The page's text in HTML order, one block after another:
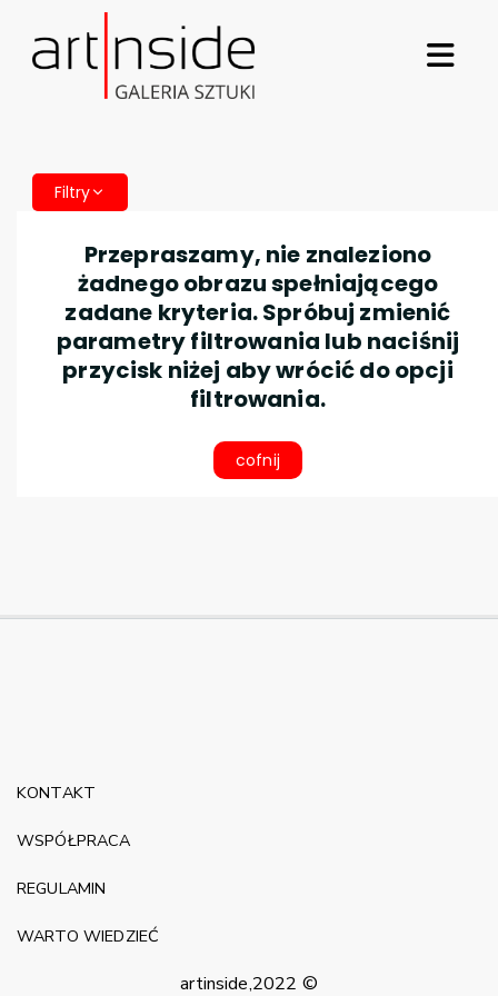
Filtry
Przepraszamy, nie znaleziono
żadnego obrazu spełniającego
zadane kryteria. Spróbuj zmienić
parametry filtrowania lub naciśnij
przycisk niżej aby wrócić do opcji
filtrowania.
cofnij
artinside,2022 ©
KONTAKT
WSPÓŁPRACA
REGULAMIN
WARTO WIEDZIEĆ